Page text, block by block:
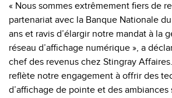
« Nous sommes extrêmement fiers de
partenariat avec la Banque Nationale
ans et ravis d’élargir notre mandat à la
réseau d’affichage numérique », a
chef des revenus chez Stingray
reflète notre engagement à offrir des
d’affichage de pointe et des ambiances